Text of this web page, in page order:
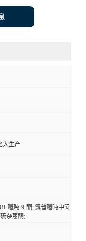
大生产
噻吨-9-酮; 氯普噻吨中间
杂蒽酮;